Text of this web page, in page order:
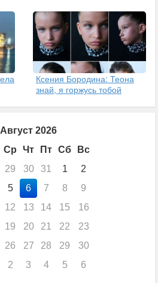
Ксения Бородина: Теона
знай, я горжусь тобой
Август 2026
Ср Чт Пт Сб
Вс
29 30 31 1
2
5 6 7 8
9
12 13 14 15
16
19 20 21 22
23
26 27 28 29
30
2 3 4 5 6